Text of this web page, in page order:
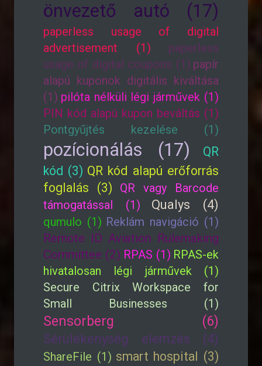
önvezető autó (17)
paperless usage of digital
advertisement (1)
paperless
usage of digital coupons (1) papír
alapú kuponok digitális kiváltása
(1) pilóta nélküli légi járművek (1)
PIN kód alapú kupon beváltás (1)
Pontgyűjtés kezelése (1)
pozícionálás (17)
QR
kód (3) QR kód alapú erőforrás
foglalás (3)
QR vagy Barcode
támogatással (1)
Qualys (4)
qumulo (1) Reklám navigáció (1)
Remote ID Aviation Rulemaking
Committee (2) RPAS (1) RPAS-ek
hivatalosan légi járművek (1)
Secure Citrix Workspace for
Small Businesses (1)
Sensorberg (6)
Sérülékenység elemzés (4)
ShareFile (1) smart hospital (3)